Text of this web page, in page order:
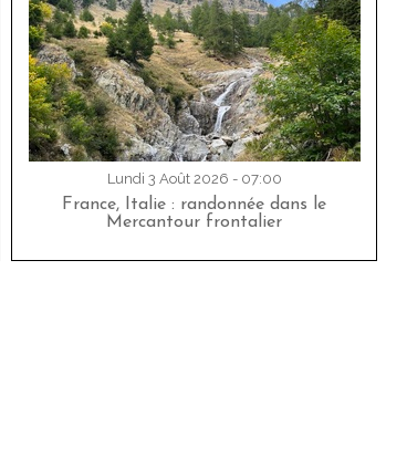
Lundi 3 Août 2026 - 07:00
France, Italie : randonnée dans le
Mercantour frontalier